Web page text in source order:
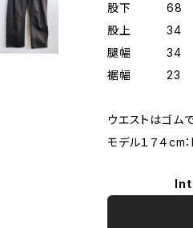
股下
股上 34
腿幅 34
裾幅 23
ウエストはゴム
モデル１７４cm